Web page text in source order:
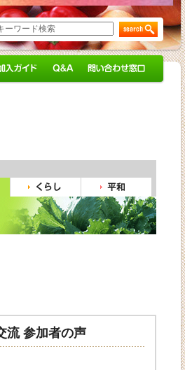
くらし 平和
流 参加者の声